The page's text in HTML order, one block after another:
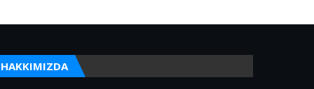
HAKKIMIZDA